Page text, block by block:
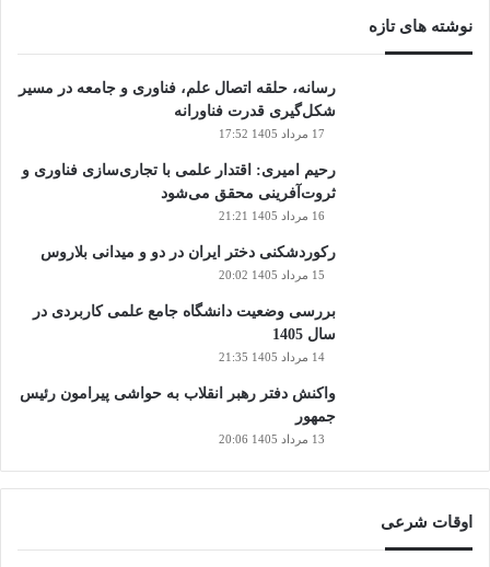
نوشته های تازه
رسانه، حلقه اتصال علم، فناوری و جامعه در مسیر
شکل‌گیری قدرت فناورانه
17 مرداد 1405 17:52
رحیم امیری: اقتدار علمی با تجاری‌سازی فناوری و
ثروت‌آفرینی محقق می‌شود
16 مرداد 1405 21:21
رکوردشکنی دختر ایران در دو و میدانی بلاروس
15 مرداد 1405 20:02
بررسی وضعیت دانشگاه جامع علمی کاربردی در
سال 1405
14 مرداد 1405 21:35
واکنش دفتر رهبر انقلاب به حواشی پیرامون رئیس
جمهور
13 مرداد 1405 20:06
اوقات شرعی